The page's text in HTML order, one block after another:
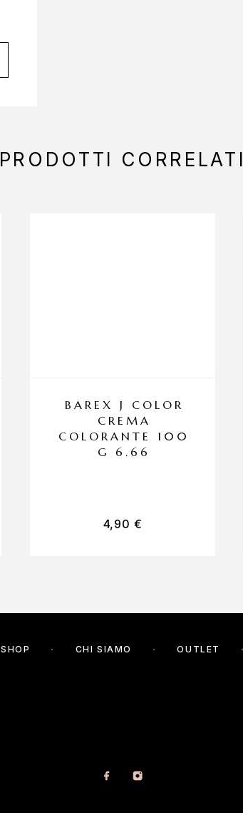
PRODOTTI CORRELATI
BAREX J COLOR
CREMA
COLORANTE 100
G 6.66
4,90 €
SHOP CHI SIAMO OUTLET